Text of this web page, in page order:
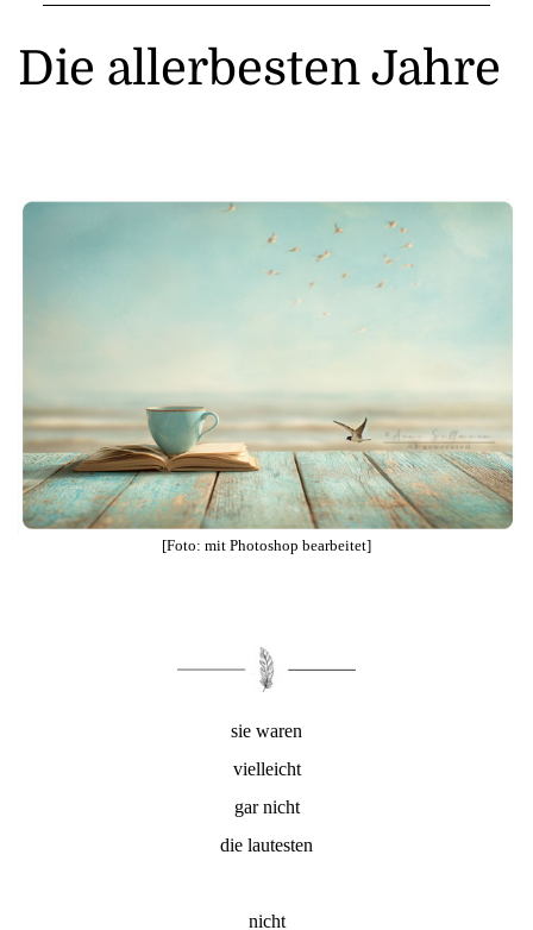
Die allerbesten Jahre
[Foto: mit Photoshop bearbeitet]
sie waren
vielleicht
gar nicht
die lautesten
nicht